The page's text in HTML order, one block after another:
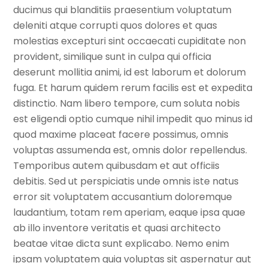
ducimus qui blanditiis praesentium voluptatum
deleniti atque corrupti quos dolores et quas
molestias excepturi sint occaecati cupiditate non
provident, similique sunt in culpa qui officia
deserunt mollitia animi, id est laborum et dolorum
fuga. Et harum quidem rerum facilis est et expedita
distinctio. Nam libero tempore, cum soluta nobis
est eligendi optio cumque nihil impedit quo minus id
quod maxime placeat facere possimus, omnis
voluptas assumenda est, omnis dolor repellendus.
Temporibus autem quibusdam et aut officiis
debitis. Sed ut perspiciatis unde omnis iste natus
error sit voluptatem accusantium doloremque
laudantium, totam rem aperiam, eaque ipsa quae
ab illo inventore veritatis et quasi architecto
beatae vitae dicta sunt explicabo. Nemo enim
ipsam voluptatem quia voluptas sit aspernatur aut